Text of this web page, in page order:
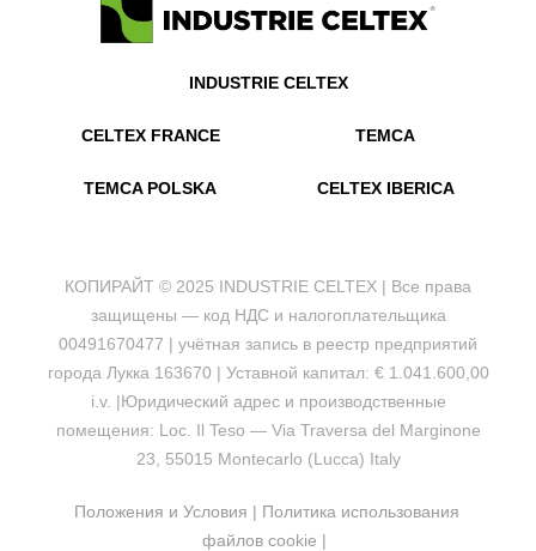
INDUSTRIE CELTEX
CELTEX FRANCE TEMCA
TEMCA POLSKA CELTEX IBERICA
КОПИРАЙТ © 2025 INDUSTRIE CELTEX | Все права
защищены — код НДС и налогоплательщика
00491670477 | учётная запись в реестр предприятий
города Лукка 163670 | Уставной капитал: € 1.041.600,00
i.v. |Юридический адрес и производственные
помещения: Loc. Il Teso — Via Traversa del Marginone
23, 55015 Montecarlo (Lucca) Italy
Положения и Условия | Политика использования
файлов cookie |